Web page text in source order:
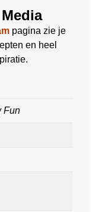
pagina zie je
en heel
Fun